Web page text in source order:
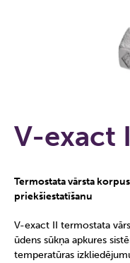
V-exact
Termostata vārsta
priekšiestatīšanu
V-exact II termostata
ūdens sūkņa apkures
temperatūras